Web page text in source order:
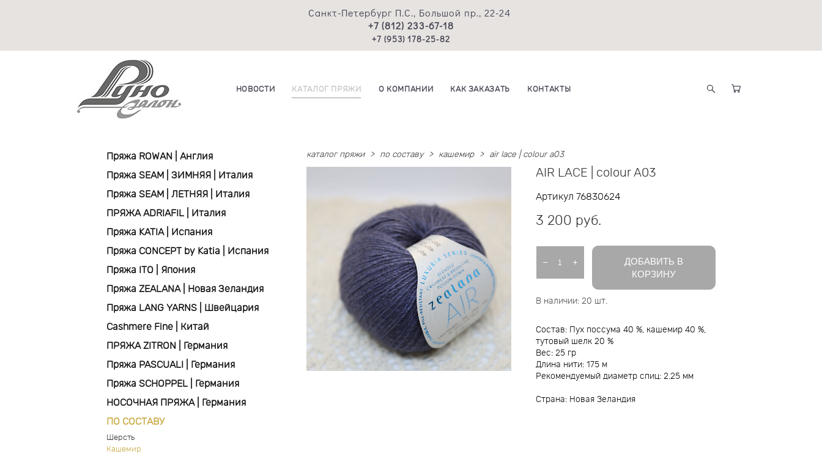
Санкт-Петербург П.С., Большой пр., 22-24
+7 (812) 233-67-18
+7 (953) 178-25-82
НОВОСТИ КАТАЛОГ ПРЯЖИ О КОМПАНИИ КАК ЗАКАЗАТЬ КОНТАКТЫ
Пряжа ROWAN | Англия
Пряжа SEAM | ЗИМНЯЯ | Италия
Пряжа SEAM | ЛЕТНЯЯ | Италия
ПРЯЖА ADRIAFIL | Италия
Пряжа KATIA | Испания
Пряжа CONCEPT by Katia | Испания
Пряжа ITO | Япония
Пряжа ZEALANA | Новая Зеландия
Пряжа LANG YARNS | Швейцария
Cashmere Fine | Китай
ПРЯЖА ZITRON | Германия
Пряжа PASCUALI | Германия
Пряжа SCHOPPEL | Германия
НОСОЧНАЯ ПРЯЖА | Германия
ПО СОСТАВУ
Шерсть
Кашемир
каталог пряжи > по составу > кашемир > air lace | colour a03
AIR LACE | colour A03
Артикул 76830624
3 200 pуб.
В наличии: 20 шт.
ДОБАВИТЬ В
КОРЗИНУ
Состав: Пух поссума 40 %, кашемир 40 %,
тутовый шелк 20 %
Вес: 25 гр
Длина нити: 175 м
Рекомендуемый диаметр спиц: 2.25 мм
Страна: Новая Зеландия